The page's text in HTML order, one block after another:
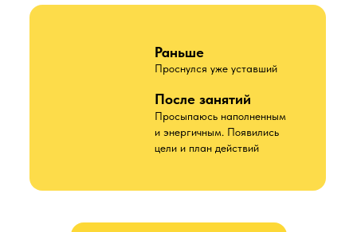
Раньше
Проснулся уже уставший
После занятий
Просыпаюсь наполненным
и энергичным. Появились
цели и план действий